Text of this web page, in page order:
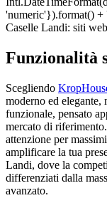
Caselle Landi: siti
Funzionalità
Scegliendo
moderno ed elegante,
funzionale, pensato
mercato di
attenzione per
amplificare la tua
Landi, dove la
differenziati dalla
avanzato.